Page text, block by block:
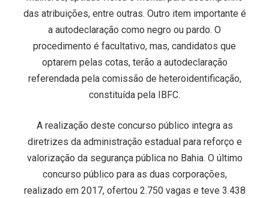
das atribuições, entre outras. Outro item importante é
a autodeclaração como negro ou pardo. O
procedimento é facultativo, mas, candidatos que
optarem pelas cotas, terão a autodeclaração
referendada pela comissão de heteroidentificação,
constituída pela IBFC.
A realização deste concurso público integra as
diretrizes da administração estadual para reforço e
valorização da segurança pública no Bahia. O último
concurso público para as duas corporações,
realizado em 2017, ofertou 2.750 vagas e teve 3.438